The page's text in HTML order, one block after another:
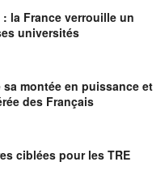
la France verrouille un
universités
montée en puissance et
des Français
ciblées pour les TRE